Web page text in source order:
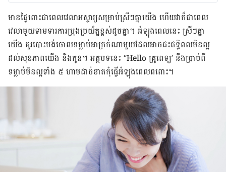
មាន​ផ្ទៃ​ពោះ​ជា​ពេល​វេលា​អស្ចារ្យ​សម្រាប់​ស្រីៗ​គ្នា​យើង ហើយ​វាក៏​ជា​ពេល​
វេលា​មួយ​ទាម​ទារ​ការ​ប្រុង​ប្រយ័ត្ន​ខ្ពស់​ដូច​គ្នា។ អំឡុង​ពេល​នេះ ស្រីៗ​គ្នា​
យើង គួរ​បោះ​បង់​ចោល​ទម្លាប់​អាក្រក់​ណា​មួយ​ដែល​អាច​ជះឥទ្ធិពល​មិន​ល្អ​
ដល់​សុខភាព​យើង និង​កូន។ អត្ថបទ​នេះ “Hello គ្រូពេទ្យ’ នឹង​ប្រាប់​ពី​
ទម្លាប់​មិន​ល្អ​ទាំង ៥ ហាម​ដាច់​ខាត​កុំ​ធ្វើ​អំឡុង​ពេល​ពពោះ។